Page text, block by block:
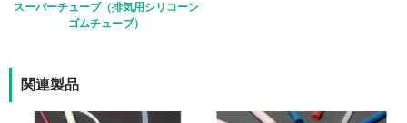
スーパーチューブ（排気用シリコーン
ゴムチューブ）
関連製品